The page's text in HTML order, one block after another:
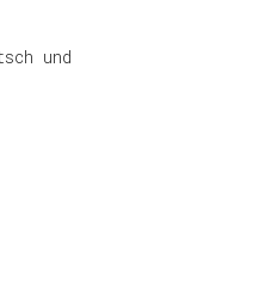
und